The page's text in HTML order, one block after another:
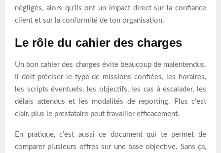
négligés, alors qu’ils ont un impact direct sur la confiance
client et sur la conformité de ton organisation.
Le rôle du cahier des charges
Un bon cahier des charges évite beaucoup de malentendus.
Il doit préciser le type de missions confiées, les horaires,
les scripts éventuels, les objectifs, les cas à escalader, les
délais attendus et les modalités de reporting. Plus c’est
clair, plus le prestataire peut travailler efficacement.
En pratique, c’est aussi ce document qui te permet de
comparer plusieurs offres sur une base objective. Sans ça,